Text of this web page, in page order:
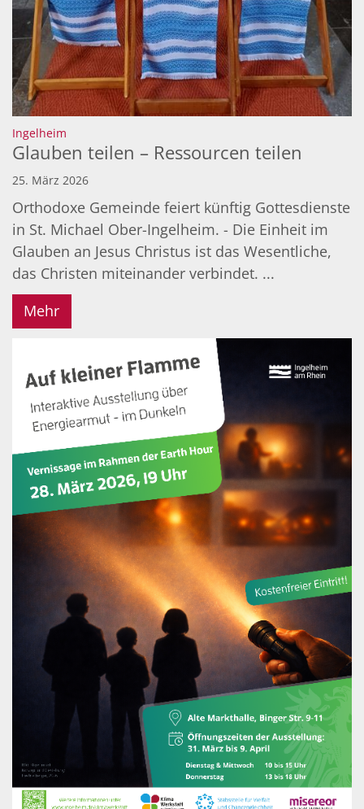
Ingelheim
Glauben teilen – Ressourcen teilen
25. März 2026
Orthodoxe Gemeinde feiert künftig Gottesdienste
in St. Michael Ober-Ingelheim. - Die Einheit im
Glauben an Jesus Christus ist das Wesentliche,
das Christen miteinander verbindet. ...
Mehr